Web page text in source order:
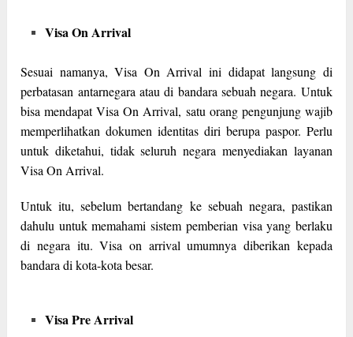
Visa On Arrival
Sesuai namanya, Visa On Arrival ini didapat langsung di
perbatasan antarnegara atau di bandara sebuah negara. Untuk
bisa mendapat Visa On Arrival, satu orang pengunjung wajib
memperlihatkan dokumen identitas diri berupa paspor. Perlu
untuk diketahui, tidak seluruh negara menyediakan layanan
Visa On Arrival.
Untuk itu, sebelum bertandang ke sebuah negara, pastikan
dahulu untuk memahami sistem pemberian visa yang berlaku
di negara itu. Visa on arrival umumnya diberikan kepada
bandara di kota-kota besar.
Visa Pre Arrival